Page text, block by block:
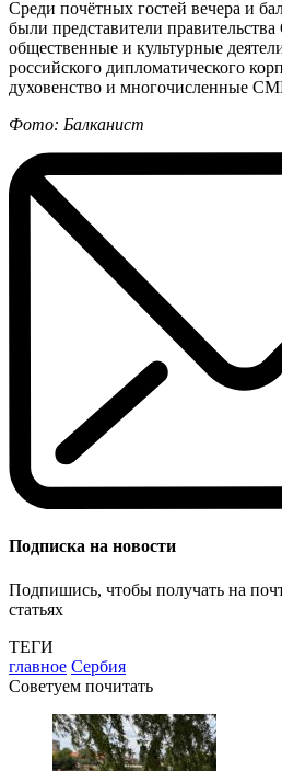
Среди почётных гостей вечера и
были представители
общественные и культурные
российского дипломатического
духовенство и многочисленные
Фото: Балканист
Подписка на новости
Подпишись, чтобы получать на
статьях
ТЕГИ
главное Сербия
Советуем почитать